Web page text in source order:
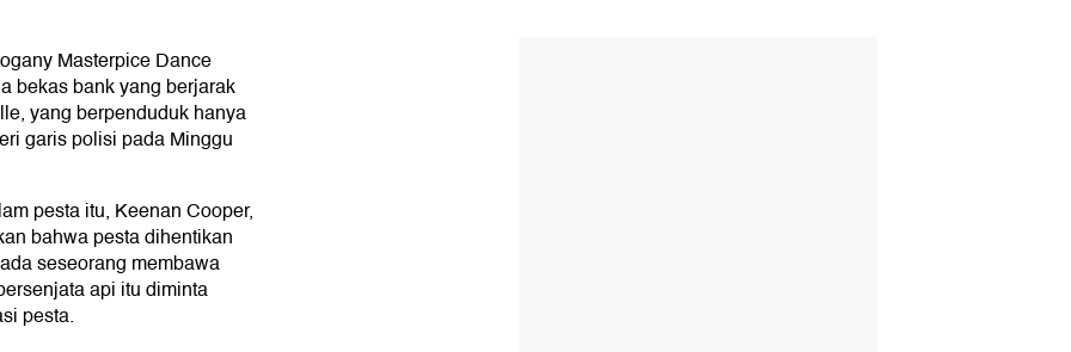
Masterpice Dance
bekas bank yang berjarak
yang berpenduduk hanya
garis polisi pada Minggu
pesta itu, Keenan Cooper,
bahwa pesta dihentikan
seseorang membawa
api itu diminta
pesta.